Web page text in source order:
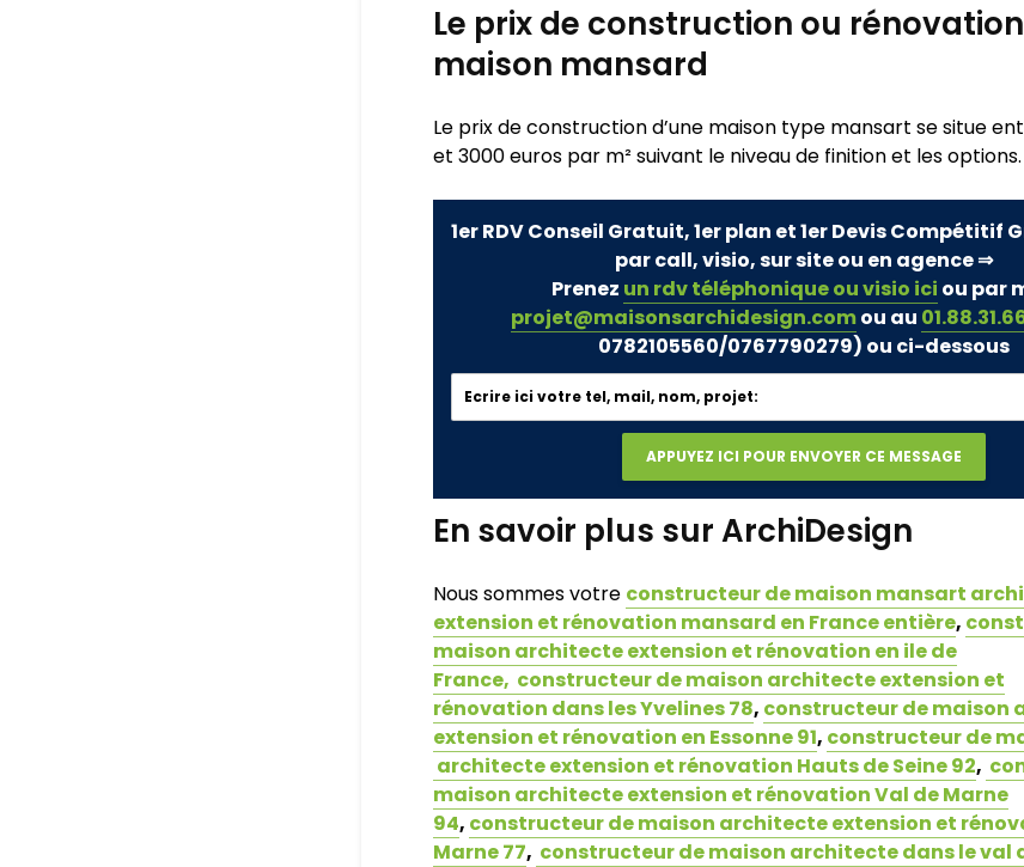
Le prix de construction ou rénovation
maison mansard
Le prix de construction d’une maison type mansart se situe
et 3000 euros par m² suivant le niveau de finition et les options.
1er RDV Conseil Gratuit, 1er plan et 1er Devis Compétitif
par call, visio, sur site ou en agence ⇒
Prenez un rdv téléphonique ou visio ici ou par
projet@maisonsarchidesign.comou au
0782105560/0767790279) ou ci-dessous
En savoir plus sur ArchiDesign
Nous sommes votre constructeur de maison mansart
extension et rénovation mansard en France entière,
maison architecte extension et rénovation en ile de
France, constructeur de maison architecte extension et
rénovation dans les Yvelines 78, constructeur de maison
extension et rénovation en Essonne 91, constructeur de
architecte extension et rénovation Hauts de Seine 92,
maison architecte extension et rénovation Val de Marne
94, constructeur de maison architecte extension et
Marne 77, constructeur de maison architecte dans le val